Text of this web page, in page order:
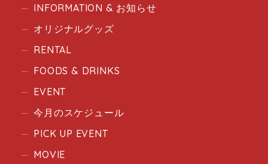
INFORMATION & お知らせ
オリジナルグッズ
RENTAL
FOODS & DRINKS
EVENT
今月のスケジュール
PICK UP EVENT
MOVIE